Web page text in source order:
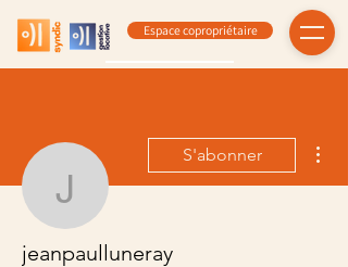
Espace copropriétaire
jeanpaulluneray
S'abonner
jeanpaulluneray